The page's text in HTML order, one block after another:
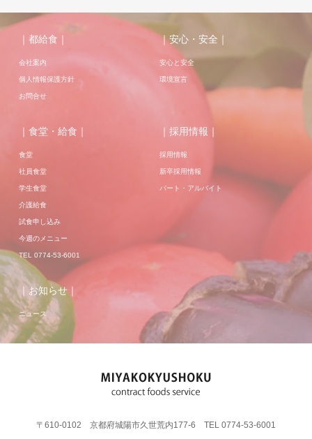
｜都給食｜
会社案内
個人情報保護方針
お問合せ
｜安心・安全｜
安心と安全
環境宣言
｜食堂・給食｜
食堂
社員食堂
学生食堂
介護給食
試食申し込み
今週のメニュー
TEL 0774-53-6001
｜採用情報｜
採用情報
新卒採用情報
パート・アルバイト
｜お知らせ｜
ニュース
〒610-0102 京都府城陽市久世荒内177-6 TEL 0774-53-6001